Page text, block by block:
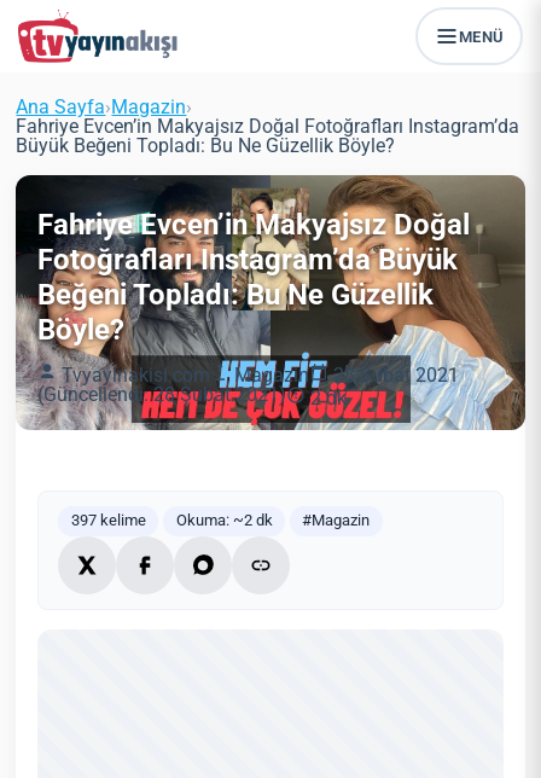
MENÜ
Ana Sayfa›Magazin›
Fahriye Evcen’in Makyajsız Doğal Fotoğrafları Instagram’da
Büyük Beğeni Topladı: Bu Ne Güzellik Böyle?
Fahriye Evcen’in Makyajsız Doğal
Fotoğrafları Instagram’da Büyük
Beğeni Topladı: Bu Ne Güzellik
Böyle?
Tvyayinakisi.com Magazin
28 Şubat 2021
(Güncellendi: 28 Şubat 2021)
2 dk
397 kelime Okuma: ~2 dk #Magazin